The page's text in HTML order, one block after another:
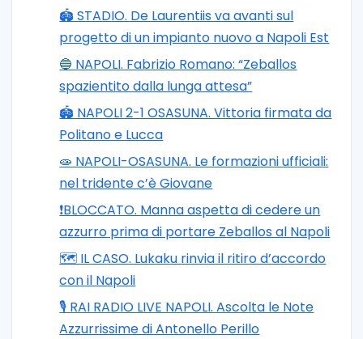
🏟️ STADIO. De Laurentiis va avanti sul
progetto di un impianto nuovo a Napoli Est
🔵 NAPOLI. Fabrizio Romano: “Zeballos
spazientito dalla lunga attesa”
🏟️ NAPOLI 2-1 OSASUNA. Vittoria firmata da
Politano e Lucca
🧫 NAPOLI-OSASUNA. Le formazioni ufficiali:
nel tridente c’è Giovane
❗️BLOCCATO. Manna aspetta di cedere un
azzurro prima di portare Zeballos al Napoli
🗺️ IL CASO. Lukaku rinvia il ritiro d’accordo
con il Napoli
🎙️ RAI RADIO LIVE NAPOLI. Ascolta le Note
Azzurrissime di Antonello Perillo